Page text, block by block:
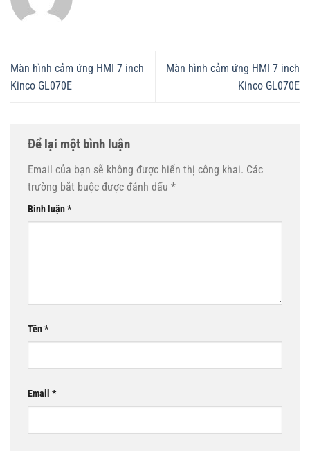
Màn hình cảm ứng HMI 7 inch
Kinco GL070E
Màn hình cảm ứng HMI 7 inch
Kinco GL070E
Để lại một bình luận
Email của bạn sẽ không được hiển thị công khai. Các
trường bắt buộc được đánh dấu *
Bình luận*
Tên*
Email *